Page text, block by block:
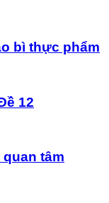
bì thực phẩm
12
tâm